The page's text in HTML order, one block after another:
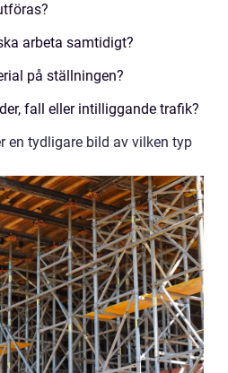
arbeta samtidigt?
på ställningen?
fall eller intilliggande trafik?
en tydligare bild av vilken typ